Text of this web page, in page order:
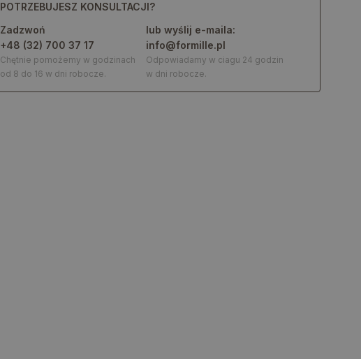
POTRZEBUJESZ KONSULTACJI?
Zadzwoń
+48 (32) 700 37 17
Chętnie pomożemy w godzinach
od 8 do 16 w dni robocze.
lub wyślij e-maila:
info@formille.pl
Odpowiadamy w ciagu 24 godzin
w dni robocze.